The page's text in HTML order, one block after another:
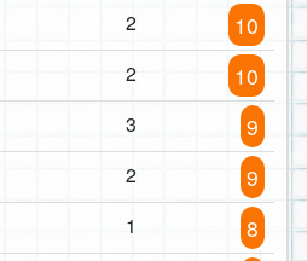
2 10
2 10
3 9
2 9
1 8